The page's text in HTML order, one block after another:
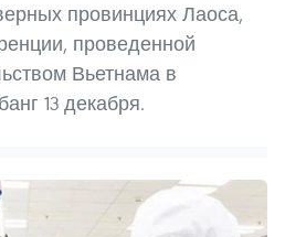
провинциях Лаоса,
проведенной
Вьетнама в
13 декабря.